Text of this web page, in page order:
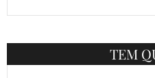
TEM